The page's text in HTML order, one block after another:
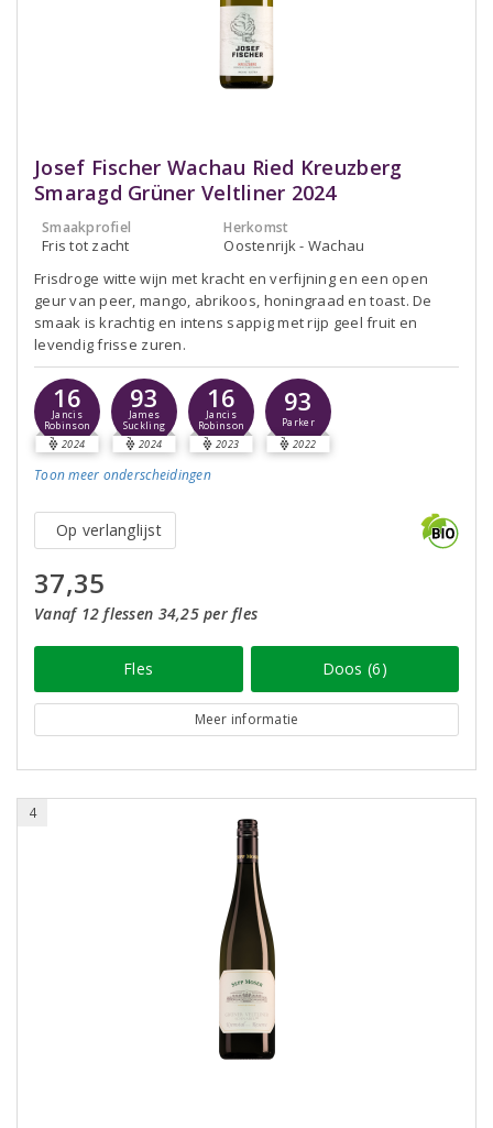
Josef Fischer Wachau Ried Kreuzberg
Smaragd Grüner Veltliner 2024
Smaakprofiel
Fris tot zacht
Herkomst
Oostenrijk - Wachau
Frisdroge witte wijn met kracht en verfijning en een open
geur van peer, mango, abrikoos, honingraad en toast. De
smaak is krachtig en intens sappig met rijp geel fruit en
levendig frisse zuren.
16
Jancis
Robinson
2024
93
James
Suckling
2024
16
Jancis
Robinson
2023
93
Parker
2022
Toon meer onderscheidingen
Op verlanglijst
37,35
Vanaf 12 flessen 34,25 per fles
Fles Doos (6)
Meer informatie
4